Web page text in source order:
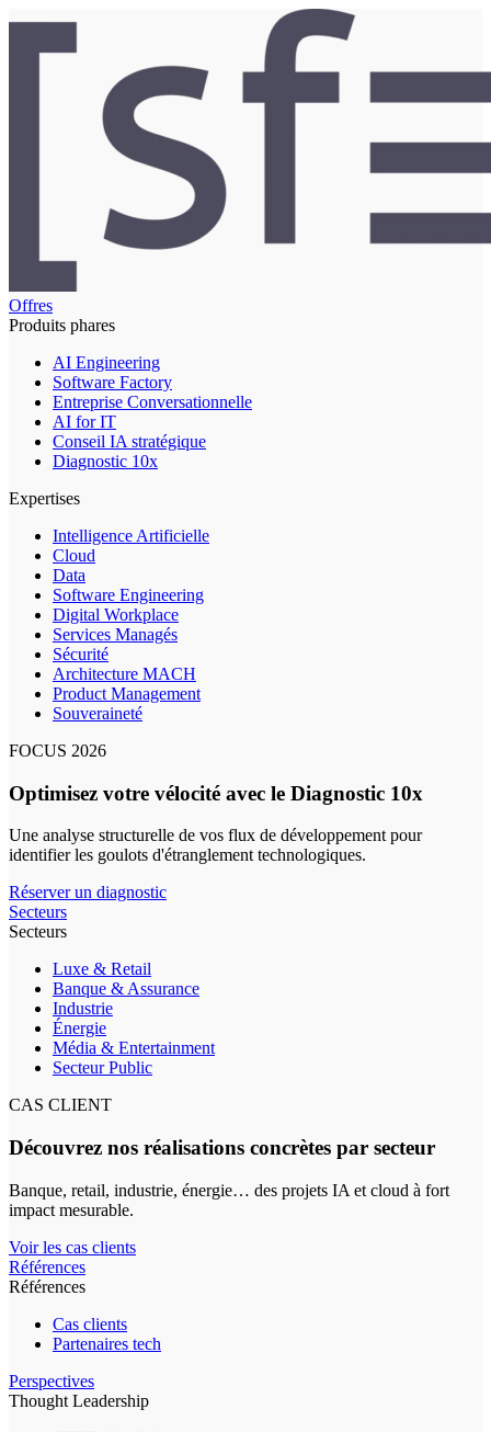
Offres
Produits phares
AI Engineering
Software Factory
Entreprise Conversationnelle
AI for IT
Conseil IA stratégique
Diagnostic 10x
Expertises
Intelligence Artificielle
Cloud
Data
Software Engineering
Digital Workplace
Services Managés
Sécurité
Architecture MACH
Product Management
Souveraineté
FOCUS 2026
Optimisez votre vélocité avec le Diagnostic 10x
Une analyse structurelle de vos flux de développement pour
identifier les goulots d'étranglement technologiques.
Réserver un diagnostic
Secteurs
Secteurs
Luxe & Retail
Banque & Assurance
Industrie
Énergie
Média & Entertainment
Secteur Public
CAS CLIENT
Découvrez nos réalisations concrètes par secteur
Banque, retail, industrie, énergie… des projets IA et cloud à fort
impact mesurable.
Voir les cas clients
Références
Références
Cas clients
Partenaires tech
Perspectives
Thought Leadership